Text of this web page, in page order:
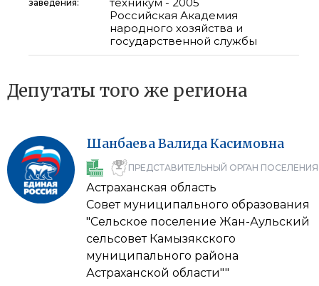
заведения:
Российская Академия
народного хозяйства и
государственной службы
Депутаты того же региона
ШанбаеваВалида Касимовна
ПРЕДСТАВИТЕЛЬНЫЙ ОРГАН ПОСЕЛЕНИЯ
Астраханская область
Совет муниципального образования
"Сельское поселение Жан-Аульский
сельсовет Камызякского
муниципального района
Астраханской области""